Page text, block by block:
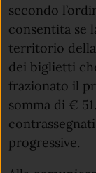
secondo
consentita se
territorio della
dei biglietti
frazionato il
somma di €
progressive.